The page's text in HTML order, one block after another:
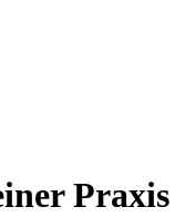
Praxis